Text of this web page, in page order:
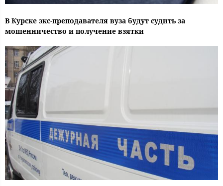
В Курске экс-преподавателя вуза будут судить за
мошенничество и получение взятки